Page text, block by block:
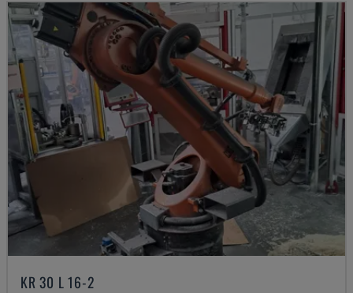
KR 30 L 16-2